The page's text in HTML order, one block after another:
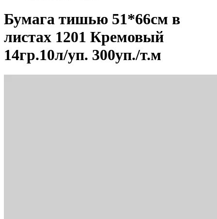
Бумага тишью 51*66см в
листах 1201 Кремовый
14гр.10л/уп. 300уп./т.м